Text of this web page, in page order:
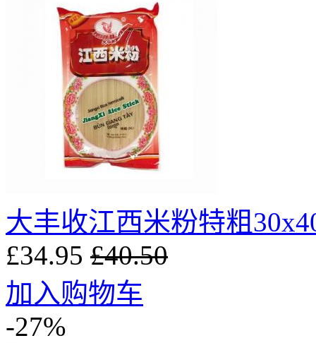
大丰收江西米粉特粗
£34.95 £40.50
加入购物车
-27%